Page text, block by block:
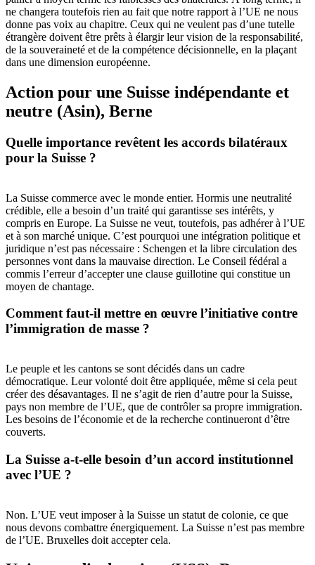
ne changera toutefois rien au fait que notre rapport à l’UE ne nous
donne pas voix au chapitre. Ceux qui ne veulent pas d’une tutelle
étrangère doivent être prêts à élargir leur vision de la responsabilité,
de la souveraineté et de la compétence décisionnelle, en la plaçant
dans une dimension européenne.
Action pour une Suisse indépendante et
neutre (Asin), Berne
Quelle importance revêtent les accords bilatéraux
pour la Suisse ?
La Suisse commerce avec le monde entier. Hormis une neutralité
crédible, elle a besoin d’un traité qui garantisse ses intérêts, y
compris en Europe. La Suisse ne veut, toutefois, pas adhérer à l’UE
et à son marché unique. C’est pourquoi une intégration politique et
juridique n’est pas nécessaire : Schengen et la libre circulation des
personnes vont dans la mauvaise direction. Le Conseil fédéral a
commis l’erreur d’accepter une clause guillotine qui constitue un
moyen de chantage.
Comment faut-il mettre en œuvre l’initiative contre
l’immigration de masse ?
Le peuple et les cantons se sont décidés dans un cadre
démocratique. Leur volonté doit être appliquée, même si cela peut
créer des désavantages. Il ne s’agit de rien d’autre pour la Suisse,
pays non membre de l’UE, que de contrôler sa propre immigration.
Les besoins de l’économie et de la recherche continueront d’être
couverts.
La Suisse a-t-elle besoin d’un accord institutionnel
avec l’UE ?
Non. L’UE veut imposer à la Suisse un statut de colonie, ce que
nous devons combattre énergiquement. La Suisse n’est pas membre
de l’UE. Bruxelles doit accepter cela.